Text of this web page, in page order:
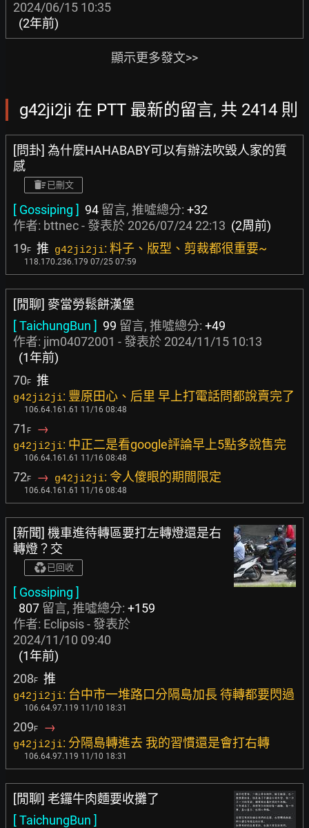
2024/06/15 10:35
(2年前)
顯示更多發文>>
g42ji2ji 在 PTT 最新的留言, 共 2414 則
[問卦] 為什麼HAHABABY可以有辦法吹毀人家的質
感
已刪文
[ Gossiping ] 94 留言, 推噓總分: +32
作者: bttnec- 發表於 2026/07/24 22:13 (2周前)
19F 推 g42ji2ji: 料子、版型、剪裁都很重要~
118.170.236.179 07/25 07:59
[閒聊] 麥當勞鬆餅漢堡
[ TaichungBun ] 99 留言, 推噓總分: +49
作者: jim04072001 - 發表於 2024/11/15 10:13
(1年前)
70F 推
g42ji2ji: 豐原田心、后里 早上打電話問都說賣完了
106.64.161.61 11/16 08:48
71 F →
g42ji2ji: 中正二是看google評論早上5點多說售完
106.64.161.61 11/16 08:48
72F → g42ji2ji: 令人傻眼的期間限定
106.64.161.61 11/16 08:48
[新聞] 機車進待轉區要打左轉燈還是右
轉燈？交
已回收
[ Gossiping ]
807 留言, 推噓總分: +159
作者: Eclipsis- 發表於
2024/11/10 09:40
(1年前)
208F 推
g42ji2ji: 台中市一堆路口分隔島加長 待轉都要閃過
106.64.97.119 11/10 18:31
209F →
g42ji2ji: 分隔島轉進去 我的習慣還是會打右轉
106.64.97.119 11/10 18:31
[閒聊] 老鑼牛肉麵要收攤了
[ TaichungBun ]